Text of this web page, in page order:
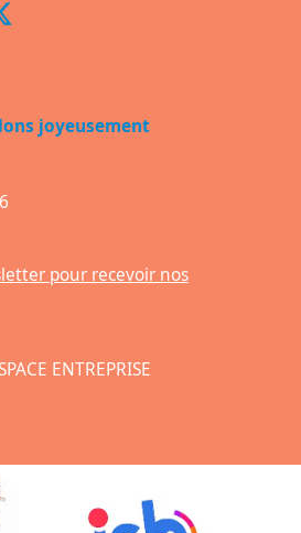
joyeusement
pour recevoir nos
ENTREPRISE